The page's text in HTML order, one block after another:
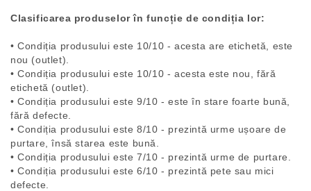
Clasificarea produselor în funcție de condiția lor:
• Condiția produsului este 10/10 - acesta are etichetă, este
nou (outlet).
• Condiția produsului este 10/10 - acesta este nou, fără
etichetă (outlet).
• Condiția produsului este 9/10 - este în stare foarte bună,
fără defecte.
• Condiția produsului este 8/10 - prezintă urme ușoare de
purtare, însă starea este bună.
• Condiția produsului este 7/10 - prezintă urme de purtare.
• Condiția produsului este 6/10 - prezintă pete sau mici
defecte.